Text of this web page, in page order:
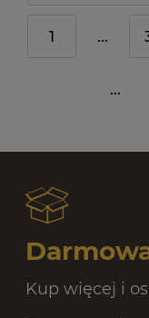
1 ...
...
Kup więcej i